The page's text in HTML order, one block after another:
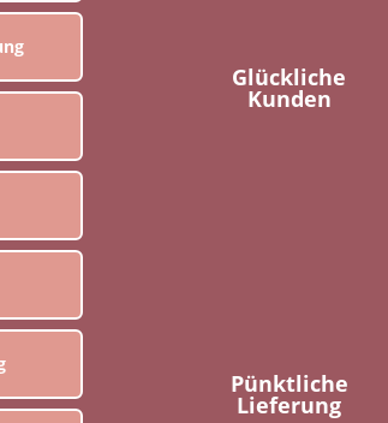
Glückliche
Kunden
Pünktliche
Lieferung